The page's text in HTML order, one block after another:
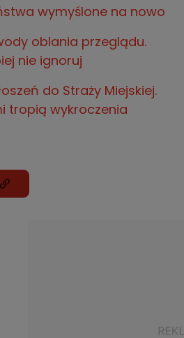
wymyślone na nowo
oblania przeglądu.
nie ignoruj
do Straży Miejskiej.
tropią wykroczenia